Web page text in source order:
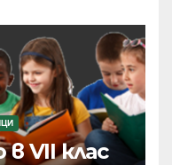
VII клас